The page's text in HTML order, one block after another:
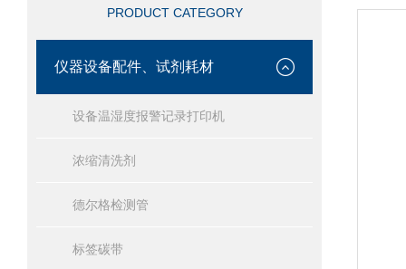
PRODUCT CATEGORY
仪器设备配件、试剂耗材
设备温湿度报警记录打印机
浓缩清洗剂
德尔格检测管
标签碳带